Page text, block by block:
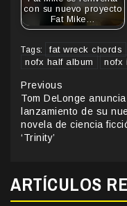
con su nuevo proyecto
Fat Mike…
Tags: fat wreck chords
nofx half album
nofx
Continue
Reading
Previous
Tom DeLonge anuncia
lanzamiento de su
novela de ciencia
‘Trinity’
ARTÍCULOS